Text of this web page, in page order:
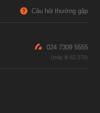
Câu hỏi thường gặp
024 7309 5555